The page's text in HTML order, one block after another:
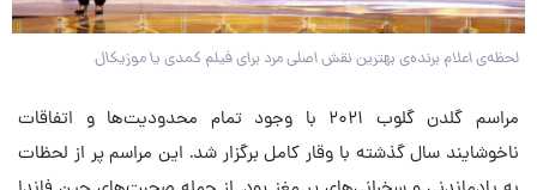
لحظه‌ی اعلام برنده‌ی بهترین نقش اصلی مرد برای فیلم کمدی یا موزیکال
مراسم گلدن گلوب ۲۰۲۱ با وجود تمام محدودیت‌ها و اتفاقات
ناخوشایند سال گذشته با وقار کامل برگزار شد. این مراسم پر از لحظات